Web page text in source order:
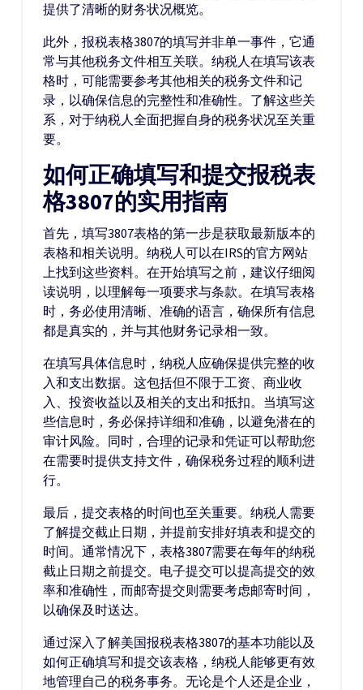
提供了清晰的财务状况概览。
此外，报税表格3807的填写并非单一事件，它通
常与其他税务文件相互关联。纳税人在填写该表
格时，可能需要参考其他相关的税务文件和记
录，以确保信息的完整性和准确性。了解这些关
系，对于纳税人全面把握自身的税务状况至关重
要。
如何正确填写和提交报税表
格3807的实用指南
首先，填写3807表格的第一步是获取最新版本的
表格和相关说明。纳税人可以在IRS的官方网站
上找到这些资料。在开始填写之前，建议仔细阅
读说明，以理解每一项要求与条款。在填写表格
时，务必使用清晰、准确的语言，确保所有信息
都是真实的，并与其他财务记录相一致。
在填写具体信息时，纳税人应确保提供完整的收
入和支出数据。这包括但不限于工资、商业收
入、投资收益以及相关的支出和抵扣。当填写这
些信息时，务必保持详细和准确，以避免潜在的
审计风险。同时，合理的记录和凭证可以帮助您
在需要时提供支持文件，确保税务过程的顺利进
行。
最后，提交表格的时间也至关重要。纳税人需要
了解提交截止日期，并提前安排好填表和提交的
时间。通常情况下，表格3807需要在每年的纳税
截止日期之前提交。电子提交可以提高提交的效
率和准确性，而邮寄提交则需要考虑邮寄时间，
以确保及时送达。
通过深入了解美国报税表格3807的基本功能以及
如何正确填写和提交该表格，纳税人能够更有效
地管理自己的税务事务。无论是个人还是企业，